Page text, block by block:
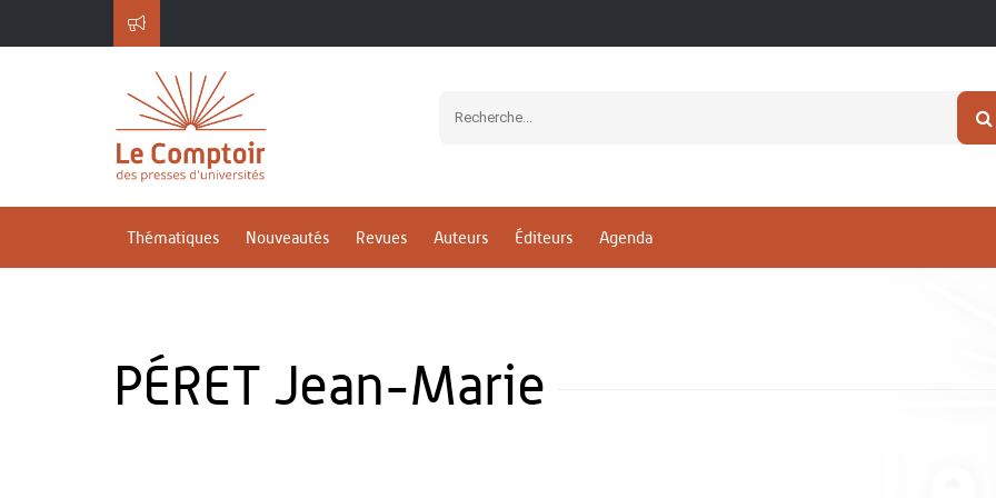
Thématiques Nouveautés Revues Auteurs Éditeurs Agenda
PÉRET Jean-Marie